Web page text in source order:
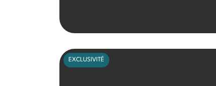
EXCLUSIVITÉ